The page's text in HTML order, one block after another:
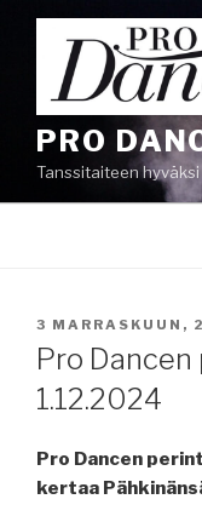
Siirry
sisältöön
PRO
Tanssitaiteen
JULKAISTU
3 MARRASKUUN,
Pro
1.12.2024
Pro Dancen
kertaa